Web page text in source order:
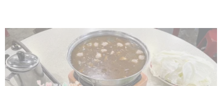
上 / 下一篇文章